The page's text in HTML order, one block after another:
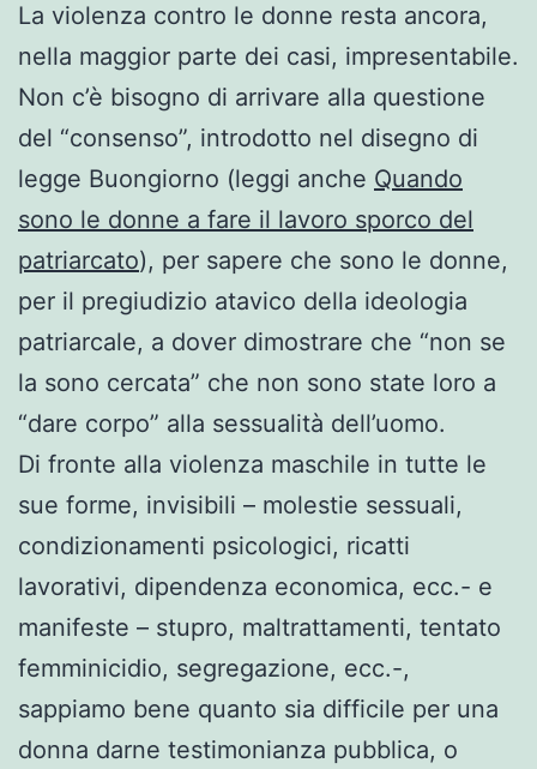
La violenza contro le donne resta ancora,
nella maggior parte dei casi, impresentabile.
Non c’è bisogno di arrivare alla questione
del “consenso”, introdotto nel disegno di
legge Buongiorno (leggi anche Quando
sono le donne a fare il lavoro sporco del
patriarcato), per sapere che sono le donne,
per il pregiudizio atavico della ideologia
patriarcale, a dover dimostrare che “non se
la sono cercata” che non sono state loro a
“dare corpo” alla sessualità dell’uomo.
Di fronte alla violenza maschile in tutte le
sue forme, invisibili – molestie sessuali,
condizionamenti psicologici, ricatti
lavorativi, dipendenza economica, ecc.- e
manifeste – stupro, maltrattamenti, tentato
femminicidio, segregazione, ecc.-,
sappiamo bene quanto sia difficile per una
donna darne testimonianza pubblica, o